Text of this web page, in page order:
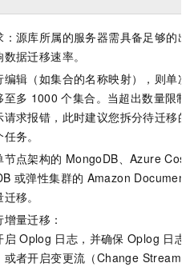
：源库所属的服务器需具备足够的出
据迁移速率。
编辑（如集合的名称映射），则单次
至多 1000 个集合。当超出数量限制
请求报错，此时建议您拆分待迁移的
务。
节点架构的 MongoDB、Azure
或弹性集群的 Amazon
移。
量迁移：
启 Oplog 日志，并确保 Oplog 日志
或者开启变更流（Change Streams